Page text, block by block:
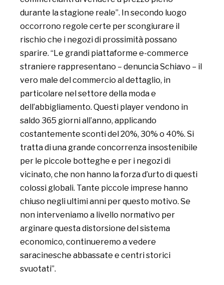
durante la stagione reale”. In secondo luogo
occorrono regole certe per scongiurare il
rischio che i negozi di prossimità possano
sparire. “Le grandi piattaforme e-commerce
straniere rappresentano – denuncia Schiavo – il
vero male del commercio al dettaglio, in
particolare nel settore della moda e
dell’abbigliamento. Questi player vendono in
saldo 365 giorni all’anno, applicando
costantemente sconti del 20%, 30% o 40%. Si
tratta di una grande concorrenza insostenibile
per le piccole botteghe e per i negozi di
vicinato, che non hanno la forza d’urto di questi
colossi globali. Tante piccole imprese hanno
chiuso negli ultimi anni per questo motivo. Se
non interveniamo a livello normativo per
arginare questa distorsione del sistema
economico, continueremo a vedere
saracinesche abbassate e centri storici
svuotati”.